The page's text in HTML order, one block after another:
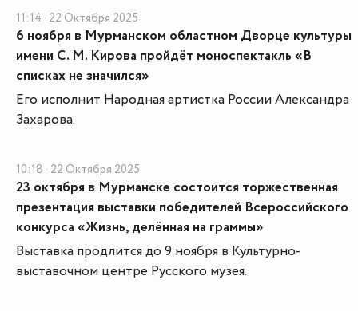
11:14 · 22 Октября 2025
6 ноября в Мурманском областном Дворце культуры
имени С. М. Кирова пройдёт моноспектакль «В
списках не значился»
Его исполнит Народная артистка России Александра
Захарова.
10:18 · 22 Октября 2025
23 октября в Мурманске состоится торжественная
презентация выставки победителей Всероссийского
конкурса «Жизнь, делённая на граммы»
Выставка продлится до 9 ноября в Культурно-
выставочном центре Русского музея.